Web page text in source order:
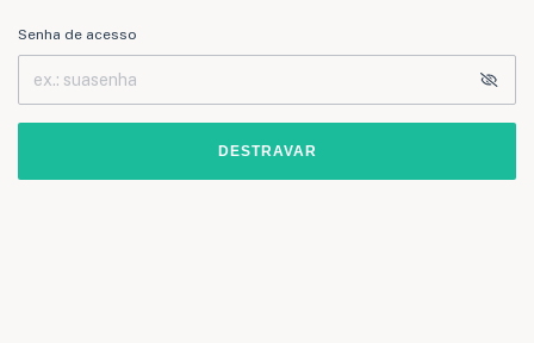
Senha de acesso
DESTRAVAR